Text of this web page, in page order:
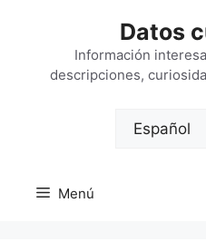
Datos
Información
descripciones,
Elegir
Menú